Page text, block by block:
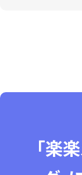
「楽